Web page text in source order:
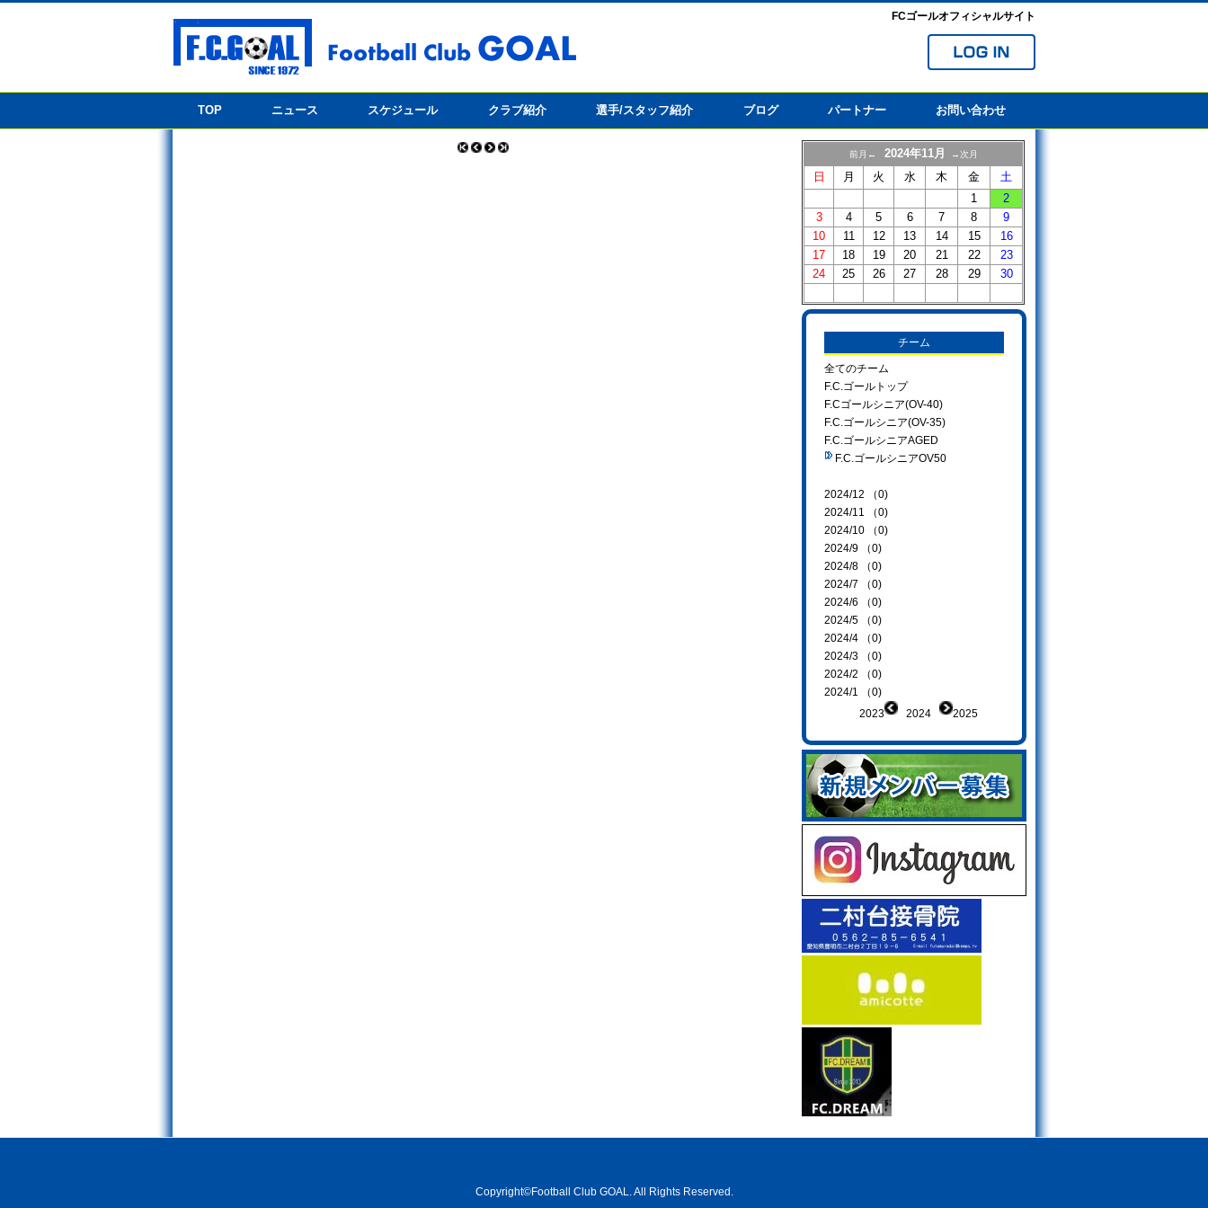
FCゴールオフィシャルサイト
TOP ニュース スケジュール クラブ紹介 選手/スタッフ紹介 ブログ パートナー お問い合わせ
前月← 2024年11月 →次月
日 月 火 水 木 金
土
1
2
3
4 5 6 7 8
9
10
11 12 13 14 15
16
17
18 19 20 21 22
23
24
25 26 27 28 29 30
チーム
全てのチーム
F.C.ゴールトップ
F.Cゴールシニア(OV-40)
F.C.ゴールシニア(OV-35)
F.C.ゴールシニアAGED
F.C.ゴールシニアOV50
2024/12 （0)
2024/11 （0)
2024/10 （0)
2024/9 （0)
2024/8 （0)
2024/7 （0)
2024/6 （0)
2024/5 （0)
2024/4 （0)
2024/3 （0)
2024/2 （0)
2024/1 （0)
2023
2024 2025
Copyright©Football Club GOAL. All Rights Reserved.